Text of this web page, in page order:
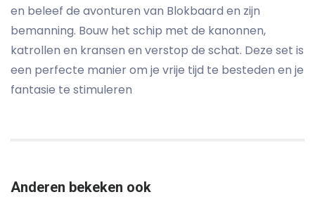
en beleef de avonturen van Blokbaard en zijn
bemanning. Bouw het schip met de kanonnen,
katrollen en kransen en verstop de schat. Deze set is
een perfecte manier om je vrije tijd te besteden en je
fantasie te stimuleren
Anderen bekeken ook